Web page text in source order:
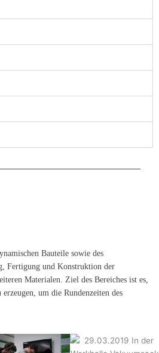
Bauteile sowie des
Fertigung und Konstruktion der
Materialen. Ziel des Bereiches ist es,
um die Rundenzeiten des